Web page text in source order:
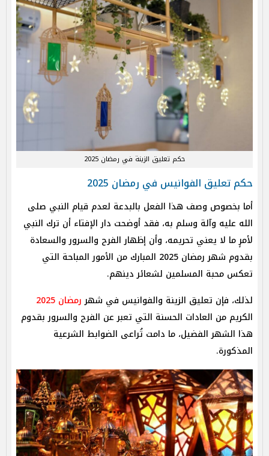
حكم تعليق الزينة في رمضان 2025
حكم تعليق الفوانيس في رمضان 2025
أما بخصوص وصف هذا الفعل بالبدعة لعدم قيام النبي صلى
الله عليه وآلة وسلم به، فقد أوضحت دار الإفتاء أن ترك النبي
لأمرٍ ما لا يعني تحريمه، وأن إظهار الفرح والسرور والسعادة
بقدوم شهر رمضان 2025 المبارك من الأمور المباحة التي
تعكس محبة المسلمين لشعائر دينهم.
لذلك، فإن تعليق الزينة والفوانيس في شهررمضان 2025
الكريم من العادات الحسنة التي تعبر عن الفرح والسرور بقدوم
هذا الشهر الفضيل، ما دامت تُراعى الضوابط الشرعية
المذكورة.